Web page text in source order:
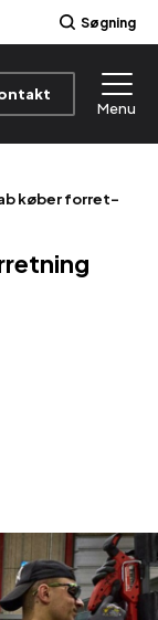
Søgning
Menu
køber forret­